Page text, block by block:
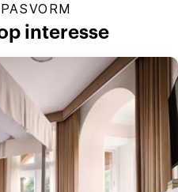
interesse